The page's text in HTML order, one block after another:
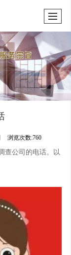
浏览次数:760
查公司的电话。以